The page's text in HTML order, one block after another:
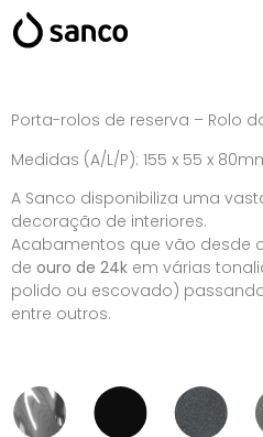
Porta-rolos de reserva – Rolo
Medidas (A/L/P): 155 x 55 x
A Sanco disponibiliza uma
decoração de interiores.
Acabamentos que vão desde
de ouro de 24k em várias
polido ou escovado)
entre outros.